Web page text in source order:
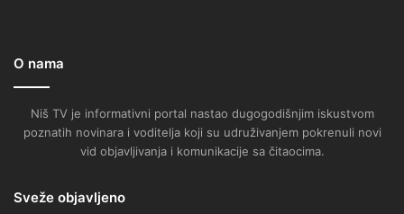
O nama
Niš TV je informativni portal nastao dugogodišnjim iskustvom
poznatih novinara i voditelja koji su udruživanjem pokrenuli novi
vid objavljivanja i komunikacije sa čitaocima.
Sveže objavljeno